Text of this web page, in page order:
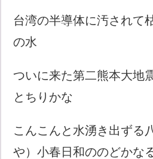
台湾の半導体に汚されて
の水
ついに来た第二熊本大地
とちりかな
こんこんと水湧き出ずる
や）小春日和ののどかな